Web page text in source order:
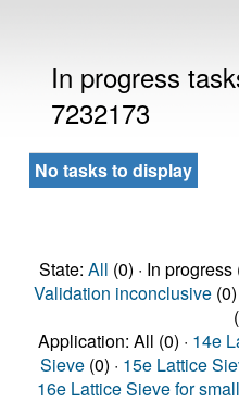
In progress
7232173
No tasks to display
State: All (0) · In progress
Validation inconclusive(0)
Application: All (0) · 14e
Sieve (0) · 15e Lattice
16e Lattice Sieve for